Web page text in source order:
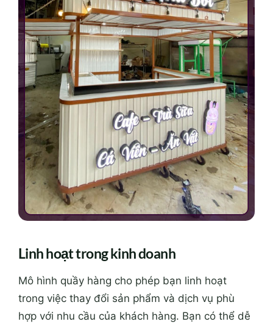
Linh hoạt trong kinh doanh
Mô hình quầy hàng cho phép bạn linh hoạt
trong việc thay đổi sản phẩm và dịch vụ phù
hợp với nhu cầu của khách hàng. Bạn có thể dễ